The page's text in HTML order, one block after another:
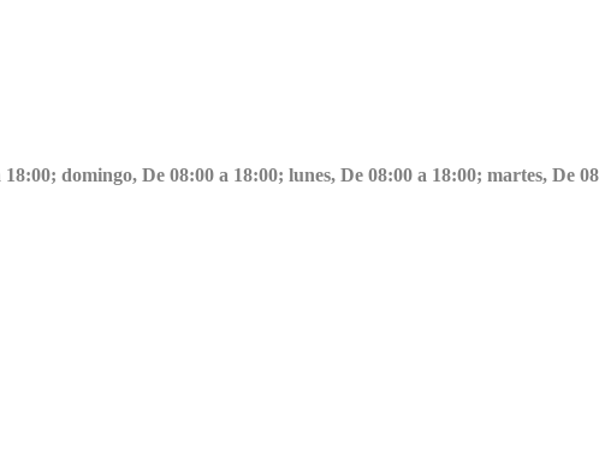
domingo, De 08:00 a 18:00; lunes, De 08:00 a 18:00; martes, De